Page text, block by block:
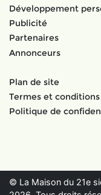
Développement
Publicité
Partenaires
Annonceurs
Plan de site
Termes et conditions
Politique de
© La Maison du 21e